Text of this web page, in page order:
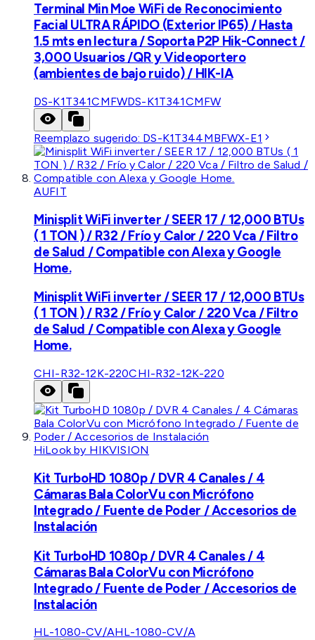
Terminal Min Moe WiFi de Reconocimiento
Facial ULTRA RÁPIDO (Exterior IP65) / Hasta
1.5 mts en lectura / Soporta P2P Hik-Connect /
3,000 Usuarios /QR y Videoportero
(ambientes de bajo ruido) / HIK-IA
DS-K1T341CMFWDS-K1T341CMFW
Reemplazo sugerido: DS-K1T344MBFWX-E1
AUFIT
Minisplit WiFi inverter / SEER 17 / 12,000 BTUs
( 1 TON ) / R32 / Frío y Calor / 220 Vca / Filtro
de Salud / Compatible con Alexa y Google
Home.
Minisplit WiFi inverter / SEER 17 / 12,000 BTUs
( 1 TON ) / R32 / Frío y Calor / 220 Vca / Filtro
de Salud / Compatible con Alexa y Google
Home.
CHI-R32-12K-220CHI-R32-12K-220
HiLook by HIKVISION
Kit TurboHD 1080p / DVR 4 Canales / 4
Cámaras Bala ColorVu con Micrófono
Integrado / Fuente de Poder / Accesorios de
Instalación
Kit TurboHD 1080p / DVR 4 Canales / 4
Cámaras Bala ColorVu con Micrófono
Integrado / Fuente de Poder / Accesorios de
Instalación
HL-1080-CV/AHL-1080-CV/A